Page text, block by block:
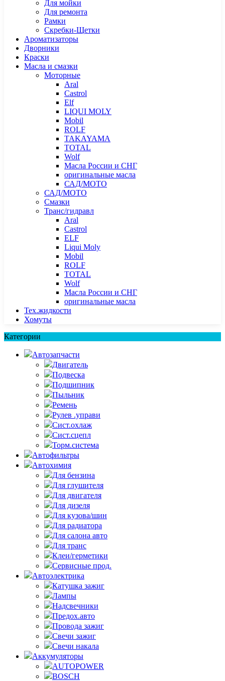
Для мойки
Для ремонта
Рамки
Скребки-Щетки
Ароматизаторы
Дворники
Краски
Масла и смазки
Моторные
Aral
Castrol
Elf
LIQUI MOLY
Mobil
ROLF
TAKAYAMA
TOTAL
Wolf
Масла России и СНГ
оригинальные масла
САД/МОТО
САД/МОТО
Смазки
Транс/гидравл
Aral
Castrol
ELF
Liqui Moly
Mobil
ROLF
TOTAL
Wolf
Масла России и СНГ
оригинальные масла
Тех.жидкости
Хомуты
Категории
Автозапчасти
Двигатель
Подвеска
Подшипник
Пыльник
Ремень
Рулев .управи
Сист.охлаж
Сист.сцепл
Торм.система
Автофильтры
Автохимия
Для бензина
Для глушителя
Для двигателя
Для дизеля
Для кузова/шин
Для радиатора
Для салона авто
Для транс
Клеи/герметики
Сервисные прод.
Автоэлектрика
Катушка зажиг
Лампы
Надсвечники
Предох.авто
Провода зажиг
Свечи зажиг
Свечи накала
Аккумуляторы
AUTOPOWER
BOSCH